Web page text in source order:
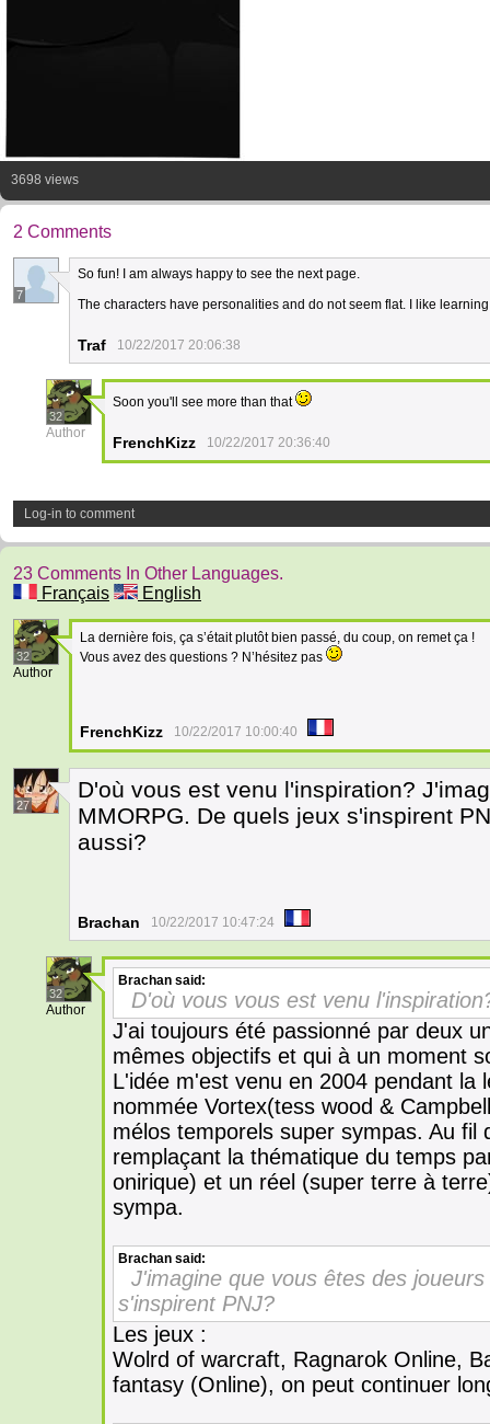
3698 views
2 Comments
7
So fun! I am always happy to see the next page.
The characters have personalities and do not seem flat. I like
Traf 10/22/2017 20:06:38
32
Author
Soon you'll see more than that
FrenchKizz 10/22/2017 20:36:40
Log-in to comment
23 Comments In Other Languages.
Français
English
32
Author
La dernière fois, ça s’était plutôt bien passé, du coup, on remet ça !
Vous avez des questions ? N’hésitez pas
FrenchKizz 10/22/2017 10:00:40
27
D'où vous est venu l'inspiration?
MMORPG. De quels jeux s'inspirent
aussi?
Brachan 10/22/2017 10:47:24
32
Author
Brachan said:
D'où vous vous est venu
J'ai toujours été passionné par deux
mêmes objectifs et qui à un moment
L'idée m'est venu en 2004 pendant la
nommée Vortex(tess wood &
mélos temporels super sympas. Au
remplaçant la thématique du temps
onirique) et un réel (super terre à
sympa.
Brachan said:
J'imagine que vous êtes des
s'inspirent PNJ?
Les jeux :
Wolrd of warcraft, Ragnarok Online,
fantasy (Online), on peut continuer